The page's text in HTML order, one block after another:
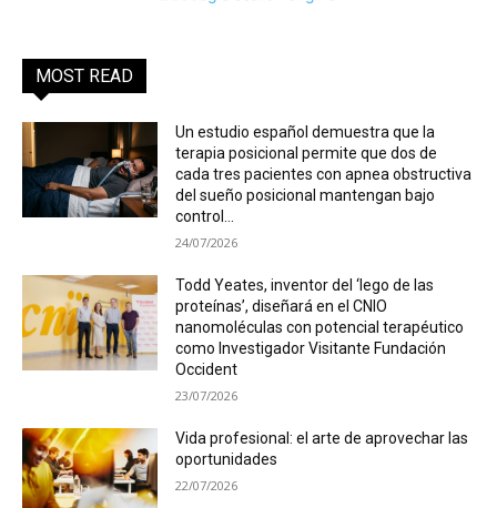
MOST READ
Un estudio español demuestra que la
terapia posicional permite que dos de
cada tres pacientes con apnea obstructiva
del sueño posicional mantengan bajo
control...
24/07/2026
Todd Yeates, inventor del ‘lego de las
proteínas’, diseñará en el CNIO
nanomoléculas con potencial terapéutico
como Investigador Visitante Fundación
Occident
23/07/2026
Vida profesional: el arte de aprovechar las
oportunidades
22/07/2026